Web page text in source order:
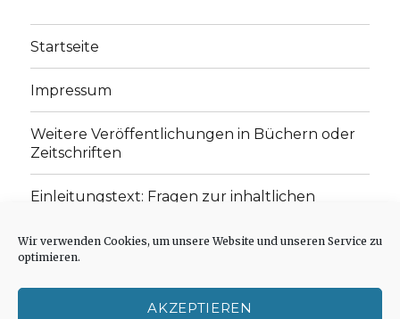
Wir verwenden Cookies, um unsere Website und unseren Service zu
optimieren.
AKZEPTIEREN
Startseite
Impressum
Weitere Veröffentlichungen in Büchern oder
Zeitschriften
Einleitungstext: Fragen zur inhaltlichen
„schwachen Glaubens“